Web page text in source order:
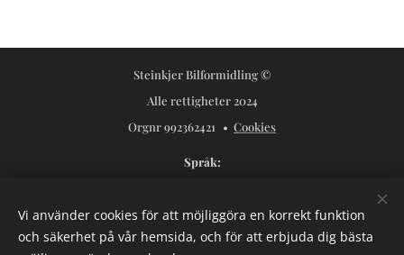
Steinkjer Bilformidling ©
Alle rettigheter 2024
Orgnr 992362421
Cookies
Språk
Valutor
NOK kr
USD $ SEK kr
Vi använder cookies för att möjliggöra en korrekt funktion
och säkerhet på vår hemsida, och för att erbjuda dig bästa